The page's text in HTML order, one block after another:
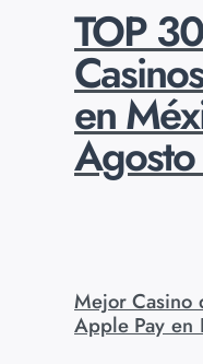
TOP
en
Mejor Casino
Apple Pay en